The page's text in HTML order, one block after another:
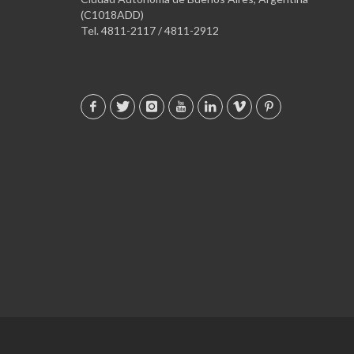
(C1018ADD)
Tel. 4811-2117 / 4811-2912